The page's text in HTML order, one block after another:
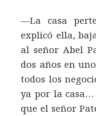
—La casa
explicó ella,
al señor Abel
dos años en
todos los
ya por la casa…
que el señor